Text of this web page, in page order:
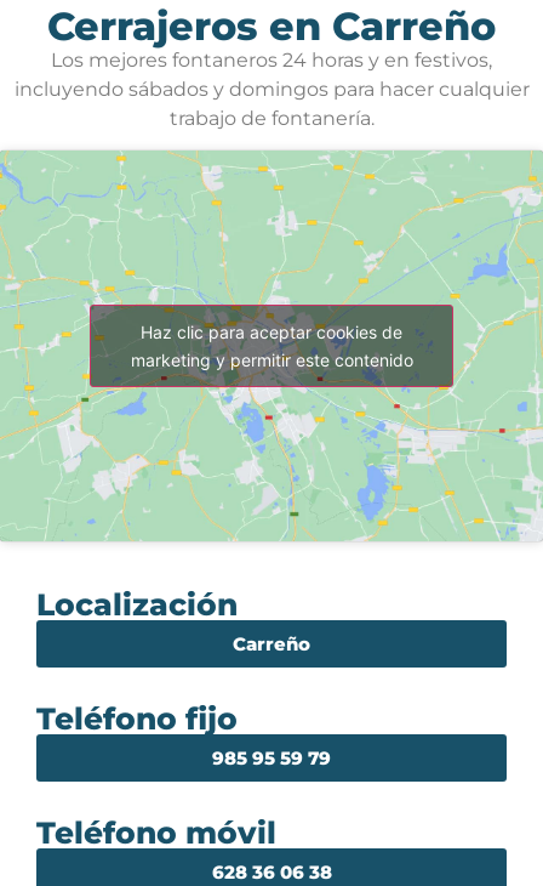
Cerrajeros en Carreño
Los mejores fontaneros 24 horas y en festivos,
incluyendo sábados y domingos para hacer cualquier
trabajo de fontanería.
Haz clic para aceptar cookies de
marketing y permitir este contenido
Localización
Carreño
Teléfono fijo
985 95 59 79
Teléfono móvil
628 36 06 38